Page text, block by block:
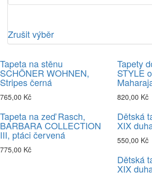
Zrušit výběr
Tapeta na stěnu
SCHÖNER WOHNEN,
Stripes černá
765,00 Kč
Tapety
STYLE
820,00 Kč
Tapeta na zeď Rasch,
BARBARA COLLECTION
III, ptáci červená
775,00 Kč
Dětská
XIX
550,00 Kč
Dětská
XIX